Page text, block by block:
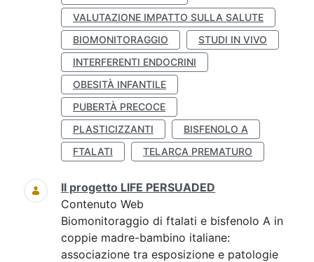
VALUTAZIONE IMPATTO SULLA SALUTE
BIOMONITORAGGIO
STUDI IN VIVO
INTERFERENTI ENDOCRINI
OBESITÀ INFANTILE
PUBERTÀ PRECOCE
PLASTICIZZANTI
BISFENOLO A
FTALATI
TELARCA PREMATURO
Il progetto LIFE PERSUADED
Contenuto Web
Biomonitoraggio di ftalati e bisfenolo A in
coppie madre-bambino italiane:
associazione tra esposizione e patologie